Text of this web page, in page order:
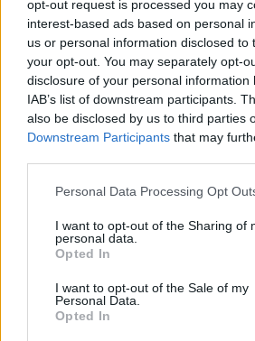
opt-out request is processed you may
interest-based ads based on personal
us or personal information disclosed to
your opt-out. You may separately opt-
disclosure of your personal information
IAB’s list of downstream participants.
also be disclosed by us to third parties
Downstream Participants that may
Personal Data Processing Opt
I want to opt-out of the Sharing of
personal data.
Opted In
I want to opt-out of the Sale of my
Personal Data.
Opted In